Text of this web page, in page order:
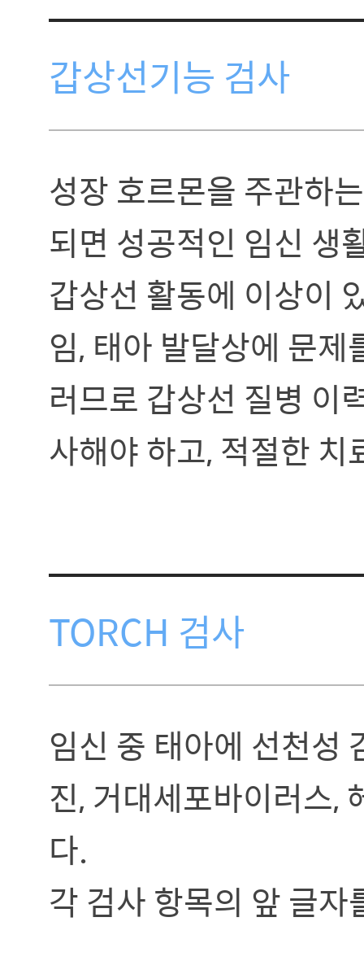
갑상선기능 검사
성장 호르몬을 주관하
되면 성공적인 임신 생
갑상선 활동에 이상이
임, 태아 발달상에 문
러므로 갑상선 질병 이
사해야 하고, 적절한
TORCH 검사
임신 중 태아에 선천성
진, 거대세포바이러스,
다.
각 검사 항목의 앞 글